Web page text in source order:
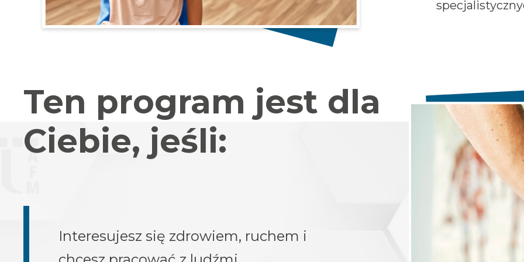
Ten program jest dla
Ciebie, jeśli:
Interesujesz się zdrowiem, ruchem i